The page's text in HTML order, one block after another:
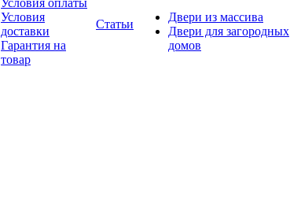
Условия оплаты
Условия
доставки
Гарантия на
товар
Статьи
Двери из массива
Двери для загородных
домов